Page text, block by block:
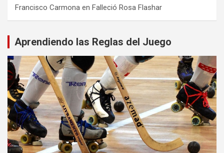
Francisco Carmona en Falleció Rosa Flashar
Aprendiendo las Reglas del Juego